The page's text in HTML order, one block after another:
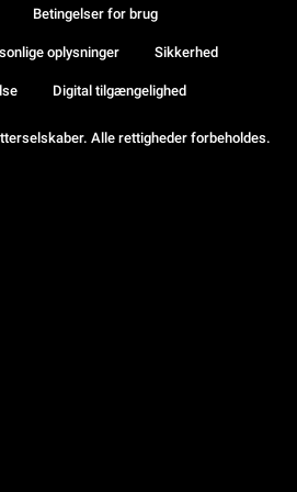
Alle rettigheder forbeholdes.
Betingelser for brug
oplysninger Sikkerhed
Digital tilgængelighed